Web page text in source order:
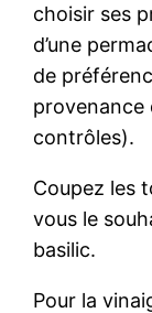
choisir ses
d’une
de
provenance
contrôles).
Coupez les
vous le
basilic.
Pour la